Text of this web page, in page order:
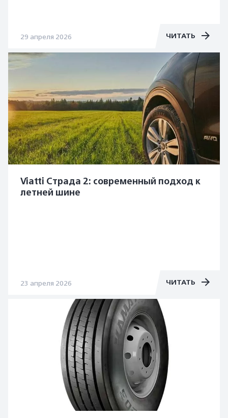
29 апреля 2026 ЧИТАТЬ
Viatti Страда 2: современный подход к
летней шине
23 апреля 2026 ЧИТАТЬ